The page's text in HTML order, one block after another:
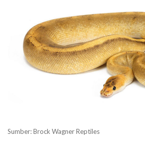
Sumber: Brock Wagner Reptiles